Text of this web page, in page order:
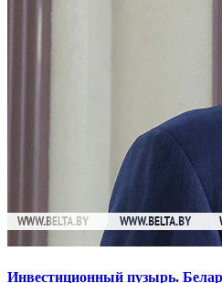
Инвестиционный пузырь.